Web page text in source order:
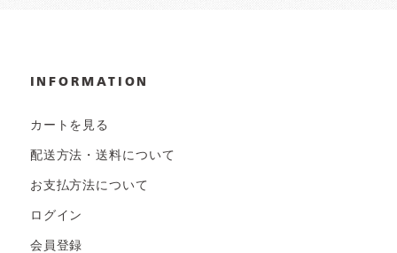
INFORMATION
カートを見る
配送方法・送料について
お支払方法について
ログイン
会員登録